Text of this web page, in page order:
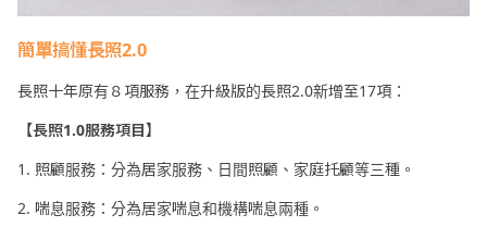
簡單搞懂長照2.0
長照十年原有８項服務，在升級版的長照2.0新增至17項：
【長照1.0服務項目】
1. 照顧服務：分為居家服務、日間照顧、家庭托顧等三種。
2. 喘息服務：分為居家喘息和機構喘息兩種。